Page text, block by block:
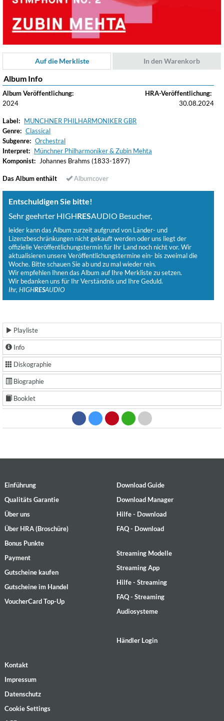
Auf die Merkliste In den Warenkorb
Album Info
Album Veröffentlichung:
2024
HRA-Veröffentlichung:
30.08.2024
Label: MUNCHNER PHILHARMONIKER GBR
Genre: Classical
Subgenre: Orchestral
Interpret: Münchner Philharmoniker & Zubin Mehta
Komponist:
Johannes Brahms (1833-1897)
Das Album enthält Albumcover
Entschuldigen Sie bitte!
Sehr geehrter HIGHRESAUDIO Besucher,
leider kann das Album zurzeit aufgrund von Länder- und
Lizenzbeschränkungen nicht gekauft werden oder uns liegt der
offizielle Veröffentlichungstermin für Ihr Land noch nicht vor. Wir
aktualisieren unsere Veröffentlichungstermine ein- bis zweimal die
Woche. Bitte schauen Sie ab und zu mal wieder rein.
Wir empfehlen Ihnen das Album auf Ihre Merkliste zu setzen.
Wir bedanken uns für Ihr Verständnis und Ihre Geduld.
Ihr, HIGHRESAUDIO
Playliste
Info
Diskographie
Biographie
Booklet
Einführung
Qualitäts Garantie
Über uns
Über HRA (Broschüre)
Bonus Punkte
Payment
Gutscheine kaufen
Gutscheine im Handel
VoucherCard Top-Up
Download Guide
Download Manager
Hilfe - Download
FAQ - Download
Streaming Modelle
Streaming App
Hilfe - Streaming
FAQ - Streaming
Audiosysteme
Händler Login
Kontakt
Impressum
Datenschutz
Cookie Settings